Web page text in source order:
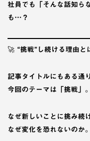
社員でも「そんな話知ら
も…？
🚀 “挑戦”し続ける理由と
記事タイトルにもある通り
今回のテーマは「挑戦」。
なぜ新しいことに挑み続
なぜ変化を恐れないのか。